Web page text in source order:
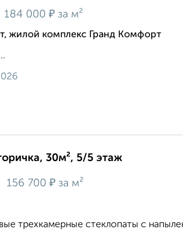
184 000 ₽ за м²
жилой комплекс Гранд Комфорт
30м², 5/5 этаж
156 700 ₽ за м²
трехкамерные стеклопаты с